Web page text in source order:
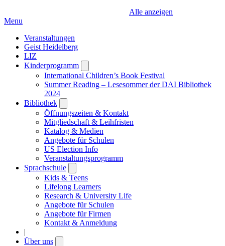
Alle anzeigen
Menu
Veranstaltungen
Geist Heidelberg
LIZ
Kinderprogramm
submenu
International Children’s Book Festival
Summer Reading – Lesesommer der DAI Bibliothek
2024
Bibliothek
submenu
Öffnungszeiten & Kontakt
Mitgliedschaft & Leihfristen
Katalog & Medien
Angebote für Schulen
US Election Info
Veranstaltungsprogramm
Sprachschule
submenu
Kids & Teens
Lifelong Learners
Research & University Life
Angebote für Schulen
Angebote für Firmen
Kontakt & Anmeldung
|
Über uns